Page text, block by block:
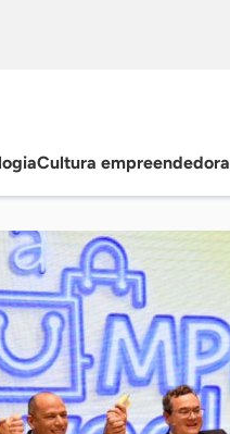
Cultura empreendedora